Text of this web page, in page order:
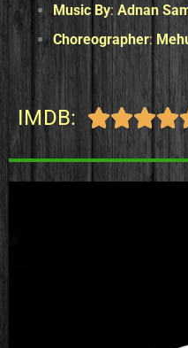
Music By: Adnan
Choreographer:
IMDB: 